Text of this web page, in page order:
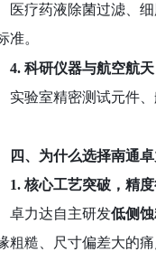
医疗药液除菌过滤、
准。
4. 科研仪器与航空航天
实验室精密测试元件
四、为什么选择南通
1. 核心工艺突破，精
卓力达自主研发低侧
粗糙、尺寸偏差大的